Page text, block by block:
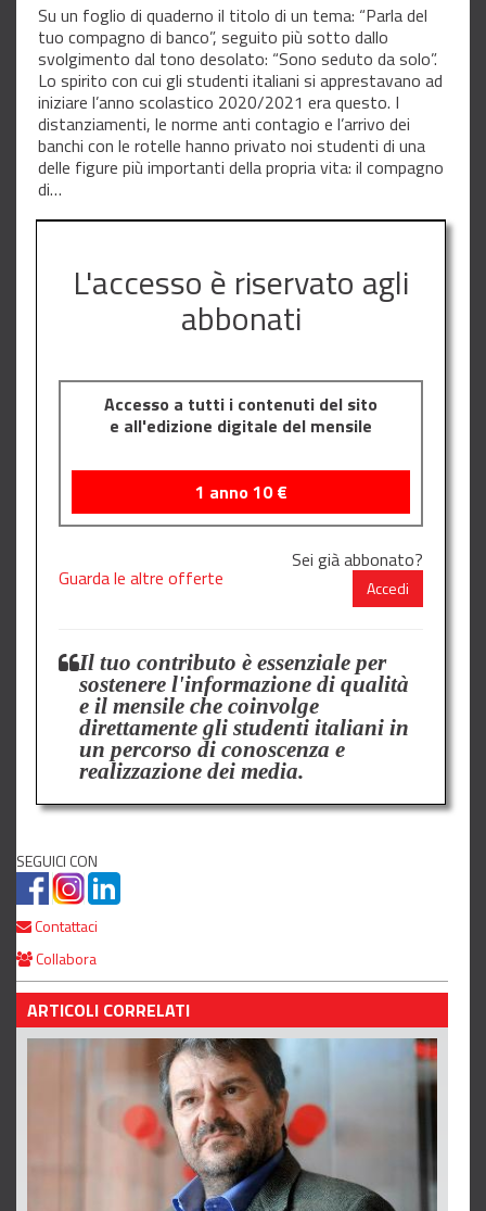
Su un foglio di quaderno il titolo di un tema: “Parla del
tuo compagno di banco”, seguito più sotto dallo
svolgimento dal tono desolato: “Sono seduto da solo”.
Lo spirito con cui gli studenti italiani si apprestavano ad
iniziare l’anno scolastico 2020/2021 era questo. I
distanziamenti, le norme anti contagio e l’arrivo dei
banchi con le rotelle hanno privato noi studenti di una
delle figure più importanti della propria vita: il compagno
di…
L'accesso è riservato agli
abbonati
Accesso a tutti i contenuti del sito
e all'edizione digitale del mensile
1 anno10€
Guarda le altre offerte
Sei già abbonato?
Accedi
Il tuo contributo è essenziale per
sostenere l'informazione di qualità
e il mensile che coinvolge
direttamente gli studenti italiani in
un percorso di conoscenza e
realizzazione dei media.
SEGUICI CON
Contattaci
Collabora
ARTICOLI CORRELATI